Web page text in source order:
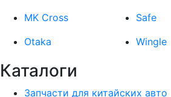
MK Cross
Otaka
Safe
Wingle
Каталоги
Запчасти для китайских авто